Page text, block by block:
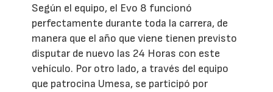
Según el equipo, el Evo 8 funcionó
perfectamente durante toda la carrera, de
manera que el año que viene tienen previsto
disputar de nuevo las 24 Horas con este
vehículo. Por otro lado, a través del equipo
que patrocina Umesa, se participó por